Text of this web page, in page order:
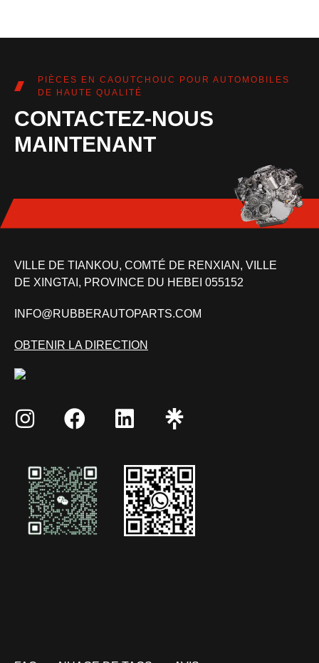
PIÈCES EN CAOUTCHOUC POUR AUTOMOBILES
DE HAUTE QUALITÉ
CONTACTEZ-NOUS
MAINTENANT
VILLE DE TIANKOU, COMTÉ DE RENXIAN, VILLE
DE XINGTAI, PROVINCE DU HEBEI 055152
INFO@RUBBERAUTOPARTS.COM
OBTENIR LA DIRECTION